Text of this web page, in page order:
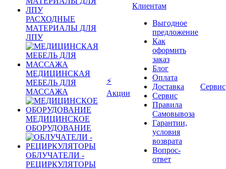
РАСХОДНЫЕ
МАТЕРИАЛЫ ДЛЯ
ЛПУ
МЕДИЦИНСКАЯ
МЕБЕЛЬ ДЛЯ
МАССАЖА
МЕДИЦИНСКОЕ
ОБОРУДОВАНИЕ
ОБЛУЧАТЕЛИ -
РЕЦИРКУЛЯТОРЫ
⚡
Акции
Клиентам
Выгодное
предложение
Как
оформить
заказ
Блог
Оплата
Доставка
Сервис
Правила
Самовывоза
Гарантии,
условия
возврата
Вопрос-
ответ
Сервис